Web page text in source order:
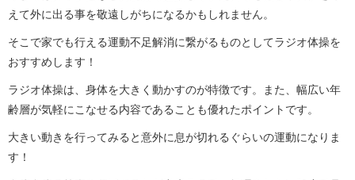
えて外に出る事を敬遠しがちになるかもしれません。
そこで家でも行える運動不足解消に繋がるものとしてラジオ体操を
おすすめします！
ラジオ体操は、身体を大きく動かすのが特徴です。また、幅広い年
齢層が気軽にこなせる内容であることも優れたポイントです。
大きい動きを行ってみると意外に息が切れるぐらいの運動になりま
す！